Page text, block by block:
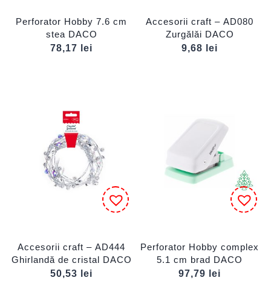
Perforator Hobby 7.6 cm
stea DACO
78,17
lei
Accesorii craft – AD080
Zurgălăi DACO
9,68
lei
Accesorii craft – AD444
Ghirlandă de cristal DACO
50,53
lei
Perforator Hobby complex
5.1 cm brad DACO
97,79
lei